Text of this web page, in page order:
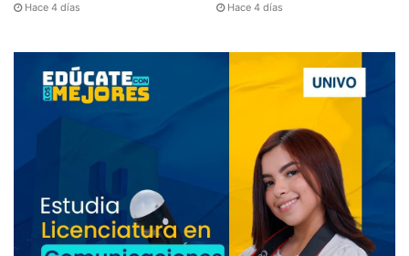
Hace 4 días Hace 4 días